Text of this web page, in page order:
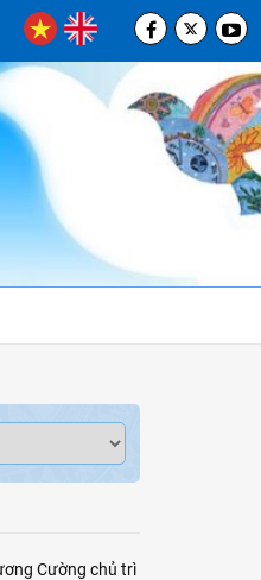
Cường chủ trì